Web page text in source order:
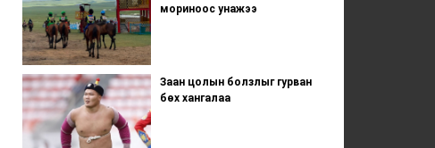
мориноос унажээ
Заан цолын болзлыг гурван
бөх хангалаа